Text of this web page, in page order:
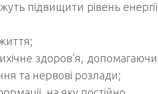
підвищити рівень енергії
здоров’я, допомагаючи
та нервові розлади;